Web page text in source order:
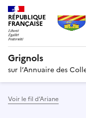
RÉPUBLIQUE
FRANÇAISE
Grignols
sur l’Annuaire des
Voir le fil d’Ariane